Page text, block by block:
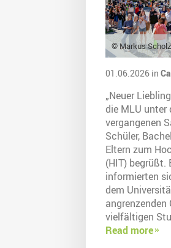
© Markus Scholz
01.06.2026 in
„Neuer
die MLU
vergangenen
Schüler,
Eltern zum
(HIT) begrüßt.
informierten
dem
angrenzenden
vielfältigen
Read more